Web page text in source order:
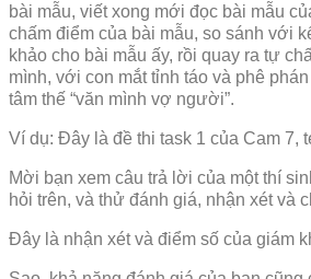
bài mẫu, viết xong mới đọc bài mẫu
chấm điểm của bài mẫu, so sánh với
khảo cho bài mẫu ấy, rồi quay ra tự
mình, với con mắt tỉnh táo và phê
tâm thế “văn mình vợ người”.
Ví dụ: Đây là đề thi task 1 của Cam 7,
Mời bạn xem câu trả lời của một thí
hỏi trên, và thử đánh giá, nhận xét và
Đây là nhận xét và điểm số của giám